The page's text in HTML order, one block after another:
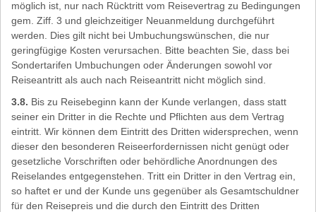
möglich ist, nur nach Rücktritt vom Reisevertrag zu Bedingungen
gem. Ziff. 3 und gleichzeitiger Neuanmeldung durchgeführt
werden. Dies gilt nicht bei Umbuchungswünschen, die nur
geringfügige Kosten verursachen. Bitte beachten Sie, dass bei
Sondertarifen Umbuchungen oder Änderungen sowohl vor
Reiseantritt als auch nach Reiseantritt nicht möglich sind.
3.8. Bis zu Reisebeginn kann der Kunde verlangen, dass statt
seiner ein Dritter in die Rechte und Pflichten aus dem Vertrag
eintritt. Wir können dem Eintritt des Dritten widersprechen, wenn
dieser den besonderen Reiseerfordernissen nicht genügt oder
gesetzliche Vorschriften oder behördliche Anordnungen des
Reiselandes entgegenstehen. Tritt ein Dritter in den Vertrag ein,
so haftet er und der Kunde uns gegenüber als Gesamtschuldner
für den Reisepreis und die durch den Eintritt des Dritten